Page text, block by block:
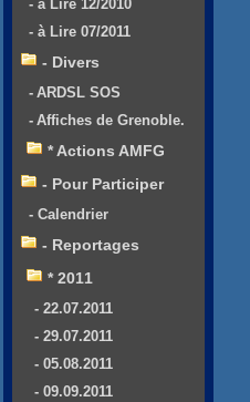
- à Lire 12/2010
- à Lire 07/2011
- Divers
- ARDSL SOS
- Affiches de Grenoble.
* Actions AMFG
- Pour Participer
- Calendrier
- Reportages
* 2011
- 22.07.2011
- 29.07.2011
- 05.08.2011
- 09.09.2011